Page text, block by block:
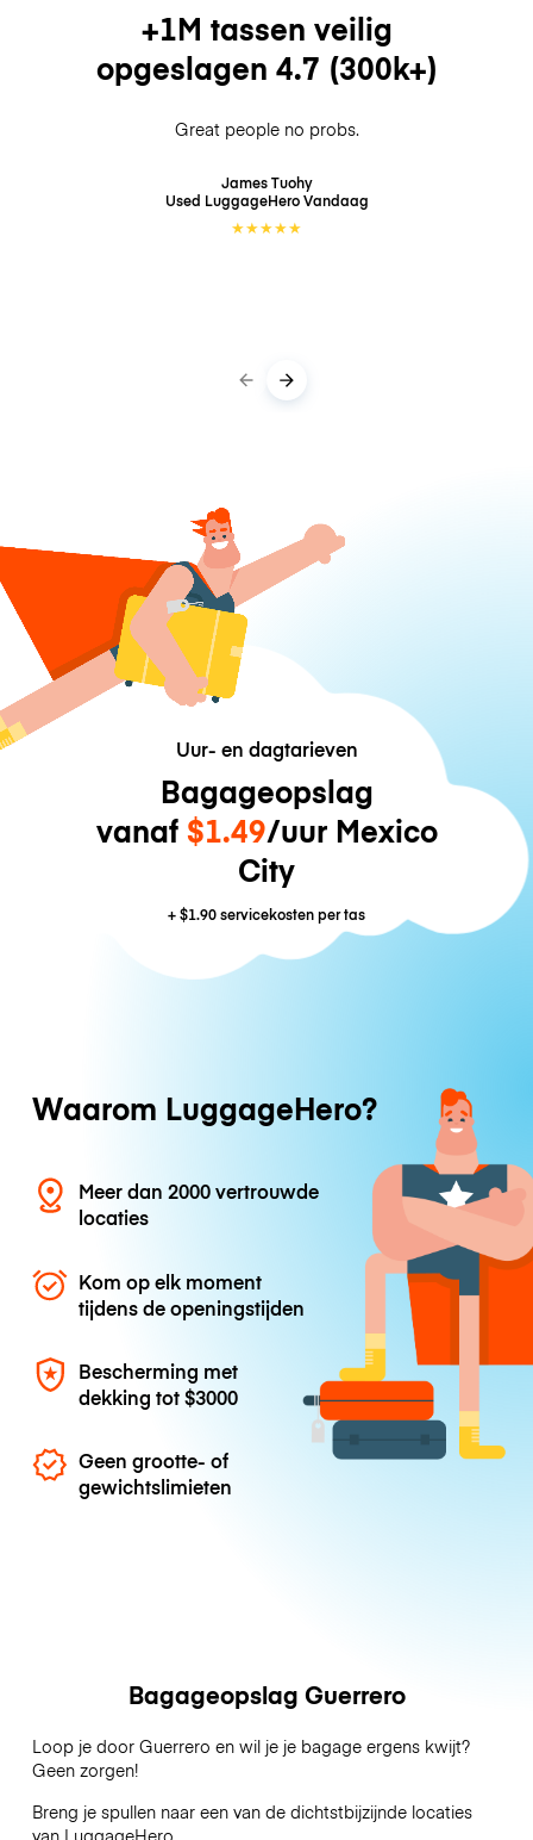
+1M tassen veilig
opgeslagen 4.7 (300k+)
Great people no probs.
James Tuohy
Used LuggageHeroVandaag
★★★★★
Uur- en dagtarieven
Bagageopslag
vanaf $1.49/uur Mexico
City
+$1.90servicekosten per tas
Waarom LuggageHero?
Meer dan 2000 vertrouwde
locaties
Kom op elk moment
tijdens de openingstijden
Bescherming met
dekking tot$3000
Geen grootte- of
gewichtslimieten
Bagageopslag Guerrero
Loop je door Guerrero en wil je je bagage ergens kwijt?
Geen zorgen!
Breng je spullen naar een van de dichtstbijzijnde locaties
van LuggageHero